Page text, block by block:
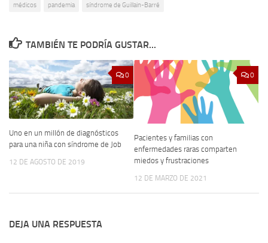
médicos
pandemia síndrome de Guillain-Barré
TAMBIÉN TE PODRÍA GUSTAR...
0
Uno en un millón de diagnósticos
para una niña con síndrome de Job
12 DE AGOSTO DE 2019
0
Pacientes y familias con
enfermedades raras comparten
miedos y frustraciones
12 DE MARZO DE 2021
DEJA UNA RESPUESTA